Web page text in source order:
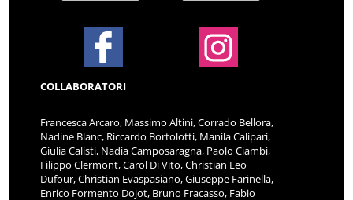
COLLABORATORI
Francesca Arcaro, Massimo Altini, Corrado Bellora,
Nadine Blanc, Riccardo Bortolotti, Manila Calipari,
Giulia Calisti, Nadia Camposaragna, Paolo Ciambi,
Filippo Clermont, Carol Di Vito, Christian Leo
Dufour, Christian Evaspasiano, Giuseppe Farinella,
Enrico Formento Dojot, Bruno Fracasso, Fabio